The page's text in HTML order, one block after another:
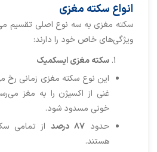
انواع سکته مغزی
سکته مغزی به سه نوع اصلی تقسیم
ویژگی‌های خاص خود را دارند:
سکته مغزی ایسکمیک
این نوع سکته مغزی زمانی رخ
غنی از اکسیژن را به مغز
خونی مسدود شود.
حدود ۸۷ درصداز تمامی
هستند.